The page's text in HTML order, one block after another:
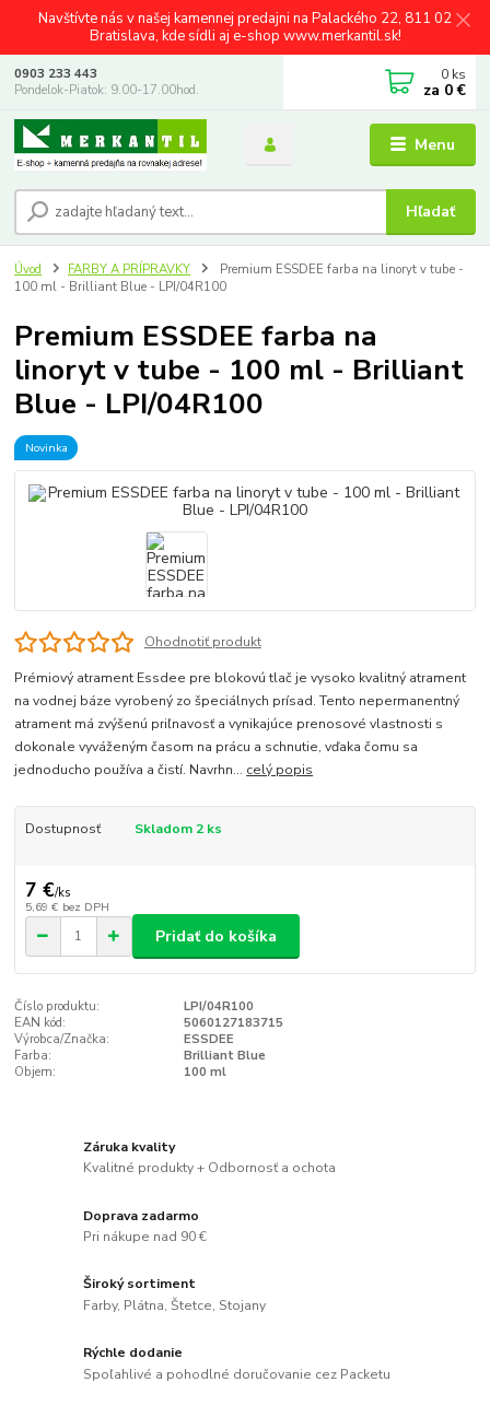
Navštívte nás v našej kamennej predajni na Palackého 22, 811 02
Bratislava, kde sídli aj e-shop www.merkantil.sk!
Menu
Hľadať
0903 233 443
Pondelok-Piatok: 9.00-17.00hod.
0 ks
za 0 €
Úvod FARBY A PRÍPRAVKY
Premium ESSDEE farba na linoryt v tube -
100 ml - Brilliant Blue - LPI/04R100
Premium ESSDEE farba na
linoryt v tube - 100 ml - Brilliant
Blue - LPI/04R100
Novinka
Ohodnotiť produkt
Prémiový atrament Essdee pre blokovú tlač je vysoko kvalitný atrament
na vodnej báze vyrobený zo špeciálnych prísad. Tento nepermanentný
atrament má zvýšenú priľnavosť a vynikajúce prenosové vlastnosti s
dokonale vyváženým časom na prácu a schnutie, vďaka čomu sa
jednoducho používa a čistí. Navrhn... celý popis
Dostupnosť Skladom 2 ks
7 €/ks
5,69 € bez DPH
Pridať do košíka
Číslo produktu:
LPI/04R100
EAN kód:
5060127183715
Výrobca/Značka:
ESSDEE
Farba:
Brilliant Blue
Objem:
100 ml
Záruka kvality
Kvalitné produkty + Odbornosť a ochota
Doprava zadarmo
Pri nákupe nad 90 €
Široký sortiment
Farby, Plátna, Štetce, Stojany
Rýchle dodanie
Spoľahlivé a pohodlné doručovanie cez Packetu